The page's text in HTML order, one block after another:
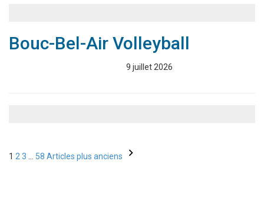
Bouc-Bel-Air Volleyball
9 juillet 2026
Pagination
1 2 3 58 Articles plus anciens